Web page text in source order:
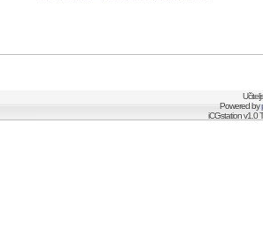
Powered by
iCGstation v1.0